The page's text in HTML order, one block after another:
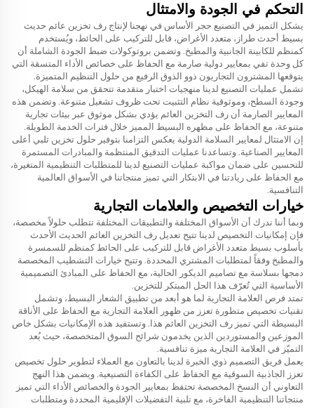
التحكم في الجودة والامتثال
يشكل التميز في التصنيع حجر الأساس في نهجنا لإنتاج رف تخزين عائم حديث
بسيط أحدث طراز، متعدد الأغراض، قابل للتركيب على الحائط، ويُستخدم
كمنظم للكابينة الجانبية والمطبخ. وتضمن بروتوكولات ضبط الجودة الشاملة أن
كل وحدة تفي بمعايير دولية صارمة مع الحفاظ على خصائص الأداء المتسقة التي
يتوقعها المشترون التجاريون ذوو الذوق الرفيع من حلول التنظيم المتميزة.
تشمل عمليات التصنيع لدينا منهجيات اختبار متقدمة تتحقق من سلامة الهيكل،
وجودة السطح، وموثوقية نظام التثبيت تحت ظروف تشغيل متنوعة. وتضمن هذه
المعايير الصارمة أن رف التخزين العائم يؤدي بشكل موثوق عبر بيئات تجارية
متنوعة، مع الحفاظ على مظهره البسيط المميز خلال فترات الخدمة الطويلة.
إن الامتثال لمعايير السلامة الدولية يعكس التزامنا بتوفير حلول تخزين تلبي أعلى
المعايير الصناعية. وتساعدنا عمليات التدقيق المنتظمة والمبادرات المستمرة
للتحسين على ضمان مواكبة عمليات التصنيع لدينا للمتطلبات التنظيمية المتغيرة،
مع الحفاظ على ريادتنا في الابتكار التي تميز منتجاتنا في الأسواق العالمية
التنافسية.
خيارات التخصيص والعلامات التجارية
وبما أننا ندرك أن الأسواق المختلفة والتطبيقات المختلفة تتطلب حلولاً مخصصة،
فإن إمكانيات التخصيص لدينا تتيح تعديل رف التخزين العائم الحديث الأحدث
بأسلوب بسيط متعدد الأغراض قابل للتركيب على الحائط كمنظم للسمسرة
والمطبخ وفقاً لمتطلبات المشتري المحددة. وتتيح خيارات التشطيب المخصصة
دمجها بسلاسة مع تصاميم الديكور الحالية، مع الحفاظ على المبادئ التصميمية
الأساسية التي تُعرّف هذا الحل المبتكر للتخزين.
تمتد فرص العلامة التجارية لما هو أبعد من تطبيق الشعار البسيط، وتشمل
تقنيات تخصيص متطورة تعزز من ظهور العلامة التجارية مع الحفاظ على الأناقة
البسيطة التي تميز رف التخزين العائم هذا. وتستفيد هذه الإمكانيات بشكل خاص
الموزعين والمستوردين الذين يخدمون شرائح السوق المتخصصة، حيث يُعد
التميّز في العلامة التجارية ميزة تنافسية.
يعمل فريق التصميم ذوي الخبرة لدينا بالتعاون مع العملاء لتطوير حلول تخصيص
تعزز الجاذبية السوقية مع الحفاظ على الكفاءة التصنيعية. ويضمن هذا النهج
التعاوني أن النسخ المخصصة تحتفظ بمعايير الجودة والخصائص الأداء التي تميز
منتجاتنا التنظيمية الفاخرة، مع تلبية التفضيلات الإقليمية المحددة ومتطلبات